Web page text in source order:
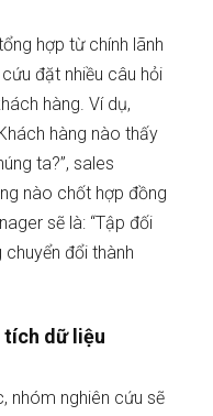
hợp từ chính lãnh
đặt nhiều câu hỏi
hàng. Ví dụ,
hàng nào thấy
ta?”, sales
nào chốt hợp đồng
sẽ là: “Tập đối
đổi thành
tích dữ liệu
nhóm nghiên cứu sẽ